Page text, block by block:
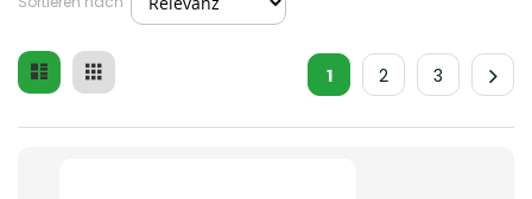
1 2 3
Ansicht
Liste Raster